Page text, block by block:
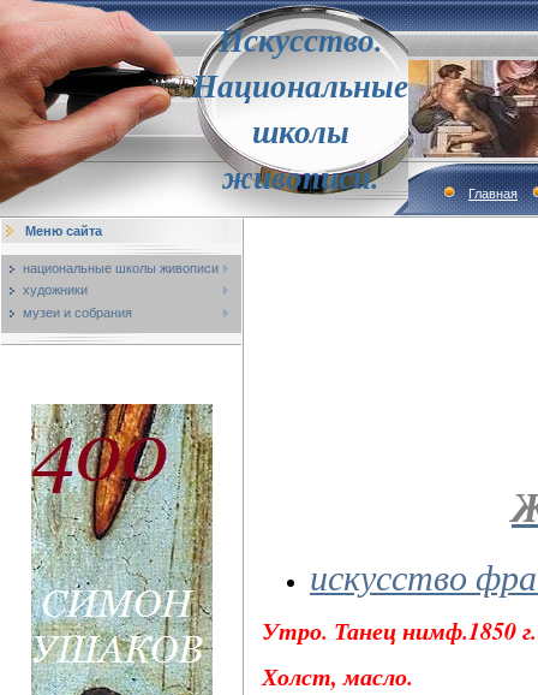
Искусство.
Национальные
школы
живописи.
Главная
Меню сайта
национальные школы живописи
художники
музеи и собрания
искусство
Утро. Танец нимф.1850 г.
Холст, масло.